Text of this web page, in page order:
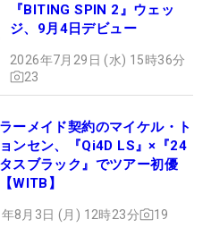
『BITING SPIN 2』ウェッ
ジ、9月4日デビュー
2026年7月29日 (水) 15時36分
23
ーメイド契約のマイケル・ト
ンセン、『Qi4D LS』×『24
スブラック』でツアー初優
WITB】
8月3日 (月) 12時23分 19